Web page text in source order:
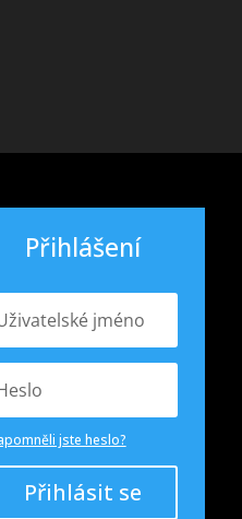
Přihlášení
jste heslo?
Přihlásit se